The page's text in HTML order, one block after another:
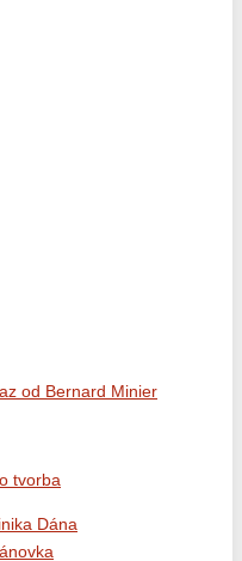
od Bernard Minier
tvorba
Dána